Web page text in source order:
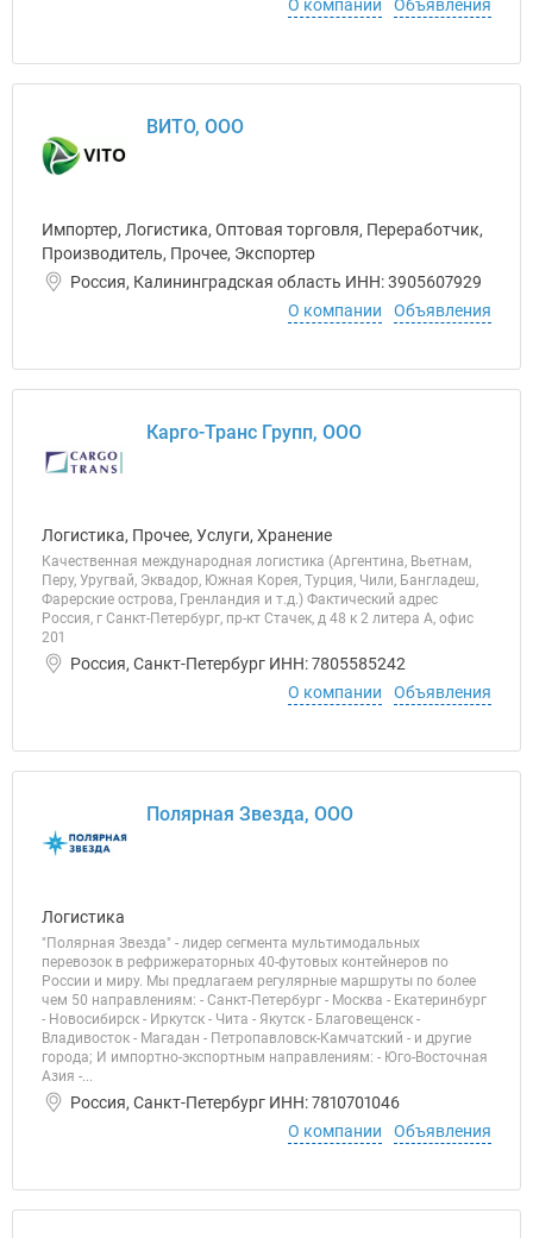
О компании Объявления
ВИТО, ООО
Импортер, Логистика, Оптовая торговля, Переработчик,
Производитель, Прочее, Экспортер
Россия, Калининградская область ИНН: 3905607929
О компании
Объявления
Карго-Транс Групп, ООО
Логистика, Прочее, Услуги, Хранение
Качественная международная логистика (Аргентина, Вьетнам,
Перу, Уругвай, Эквадор, Южная Корея, Турция, Чили, Бангладеш,
Фарерские острова, Гренландия и т.д.) Фактический адрес
Россия, г Санкт-Петербург, пр-кт Стачек, д 48 к 2 литера А, офис
201
Россия, Санкт-Петербург ИНН: 7805585242
О компании
Объявления
Полярная Звезда, ООО
Логистика
"Полярная Звезда" - лидер сегмента мультимодальных
перевозок в рефрижераторных 40-футовых контейнеров по
России и миру. Мы предлагаем регулярные маршруты по более
чем 50 направлениям: - Санкт-Петербург - Москва - Екатеринбург
- Новосибирск - Иркутск - Чита - Якутск - Благовещенск -
Владивосток - Магадан - Петропавловск-Камчатский - и другие
города; И импортно-экспортным направлениям: - Юго-Восточная
Азия -...
Россия, Санкт-Петербург ИНН: 7810701046
О компании
Объявления